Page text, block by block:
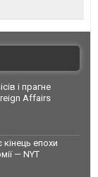
і прагне
Affairs
епохи
— NYT